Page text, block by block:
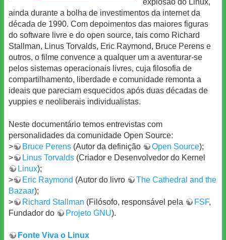
explosão do Linux,
ainda durante a bolha de investimentos da internet da
década de 1990. Com depoimentos das maiores figuras
do software livre e do open source, tais como Richard
Stallman, Linus Torvalds, Eric Raymond, Bruce Perens e
outros, o filme convence a qualquer um a aventurar-se
pelos sistemas operacionais livres, cuja filosofia de
compartilhamento, liberdade e comunidade remonta a
ideais que pareciam esquecidos após duas décadas de
yuppies e neoliberais individualistas.
Neste documentário temos entrevistas com
personalidades da comunidade Open Source:
>
Bruce Perens (Autor da definição Open Source);
>
Linus Torvalds (Criador e Desenvolvedor do Kernel
Linux);
>
Eric Raymond (Autor do livro
The Cathedral and the
Bazaar);
>
Richard Stallman (Filósofo, responsável pela FSF,
Fundador do
Projeto GNU).
Fonte Viva o Linux